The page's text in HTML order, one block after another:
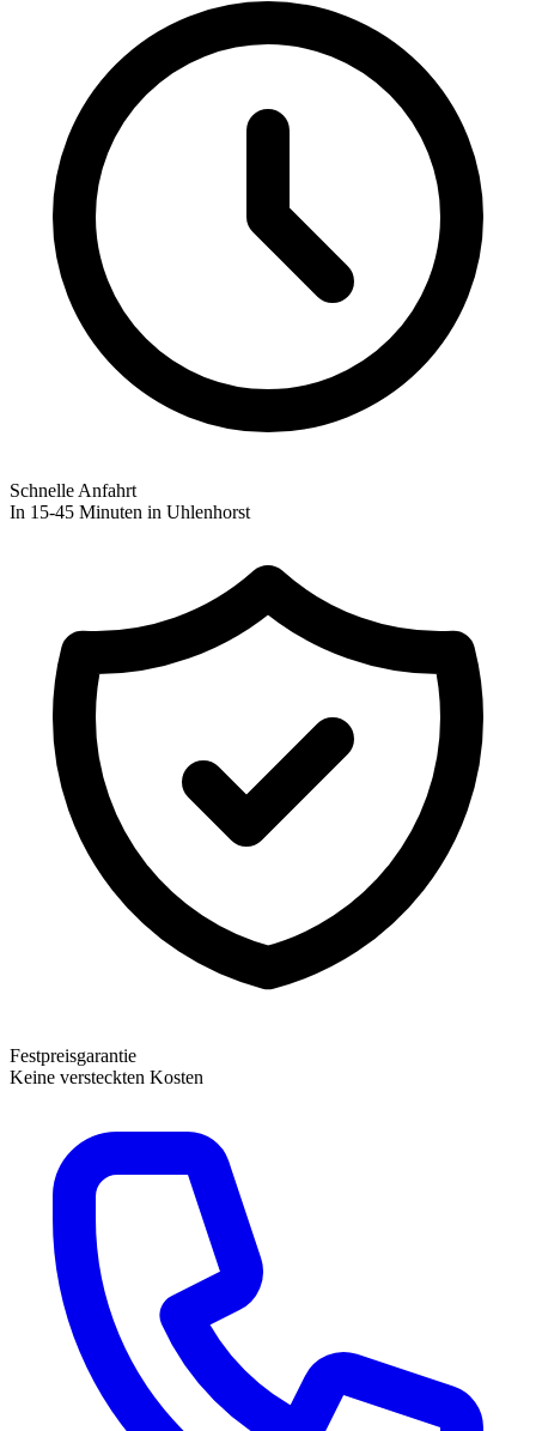
Schnelle Anfahrt
In 15-45 Minuten in Uhlenhorst
Festpreisgarantie
Keine versteckten Kosten